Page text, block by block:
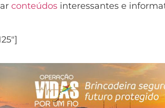
conteúdos interessantes e